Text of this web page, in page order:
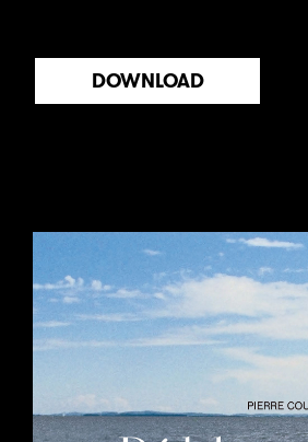
DOWNLOAD